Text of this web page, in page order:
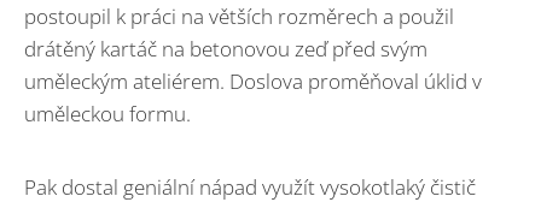
postoupil k práci na větších rozměrech a použil
drátěný kartáč na betonovou zeď před svým
uměleckým ateliérem. Doslova proměňoval úklid v
uměleckou formu.
Pak dostal geniální nápad využít vysokotlaký čistič